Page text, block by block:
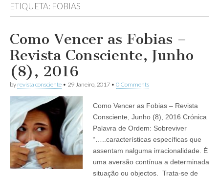
ETIQUETA: FOBIAS
Como Vencer as Fobias –
Revista Consciente, Junho
(8), 2016
by revista consciente • 29 Janeiro, 2017 • 0 Comments
Como Vencer as Fobias – Revista
Consciente, Junho (8), 2016 Crónica
Palavra de Ordem: Sobreviver
“…..características específicas que
assentam nalguma irracionalidade. É
uma aversão contínua a determinada
situação ou objectos. Trata-se de